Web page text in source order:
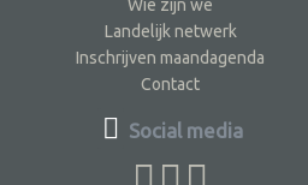
Wie zijn we
Landelijk netwerk
Inschrijven maandagenda
Contact
Social media